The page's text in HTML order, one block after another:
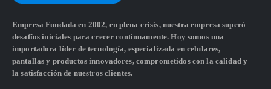
Empresa Fundada en 2002, en plena crisis, nuestra empresa superó
desafíos iniciales para crecer continuamente. Hoy somos una
importadora líder de tecnología, especializada en celulares,
pantallas y productos innovadores, comprometidos con la calidad y
la satisfacción de nuestros clientes.